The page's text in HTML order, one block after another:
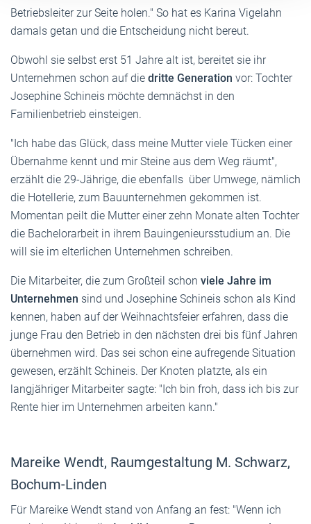
Betriebsleiter zur Seite holen." So hat es Karina Vigelahn
damals getan und die Entscheidung nicht bereut.
Obwohl sie selbst erst 51 Jahre alt ist, bereitet sie ihr
Unternehmen schon auf die dritte Generation vor: Tochter
Josephine Schineis möchte demnächst in den
Familienbetrieb einsteigen.
"Ich habe das Glück, dass meine Mutter viele Tücken einer
Übernahme kennt und mir Steine aus dem Weg räumt",
erzählt die 29-Jährige, die ebenfalls über Umwege, nämlich
die Hotellerie, zum Bauunternehmen gekommen ist.
Momentan peilt die Mutter einer zehn Monate alten Tochter
die Bachelorarbeit in ihrem Bauingenieursstudium an. Die
will sie im elterlichen Unternehmen schreiben.
Die Mitarbeiter, die zum Großteil schon viele Jahre im
Unternehmen sind und Josephine Schineis schon als Kind
kennen, haben auf der Weihnachtsfeier erfahren, dass die
junge Frau den Betrieb in den nächsten drei bis fünf Jahren
übernehmen wird. Das sei schon eine aufregende Situation
gewesen, erzählt Schineis. Der Knoten platzte, als ein
langjähriger Mitarbeiter sagte: "Ich bin froh, dass ich bis zur
Rente hier im Unternehmen arbeiten kann."
Mareike Wendt, Raumgestaltung M. Schwarz,
Bochum-Linden
Für Mareike Wendt stand von Anfang an fest: "Wenn ich